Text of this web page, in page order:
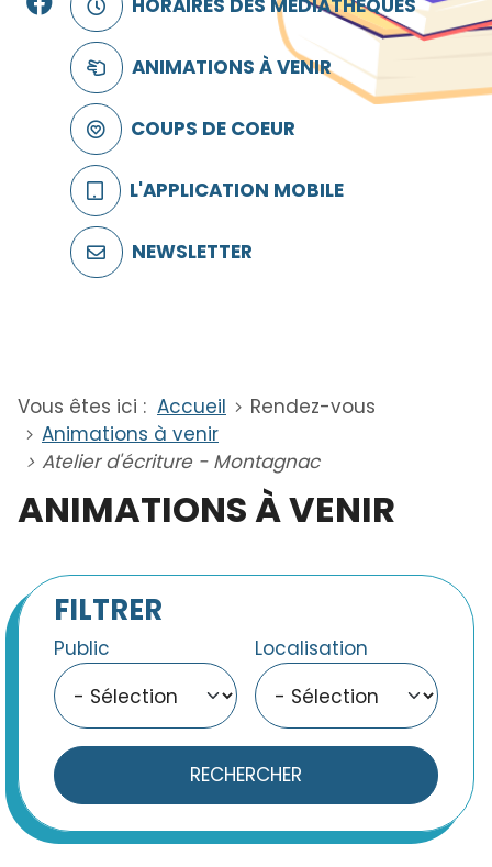
HORAIRES DES MÉDIATHÈQUES
ANIMATIONS À VENIR
COUPS DE COEUR
L'APPLICATION MOBILE
NEWSLETTER
Vous êtes ici : Accueil
Rendez-vous
Animations à venir
Atelier d'écriture - Montagnac
ANIMATIONS À VENIR
FILTRER
Public Localisation
RECHERCHER